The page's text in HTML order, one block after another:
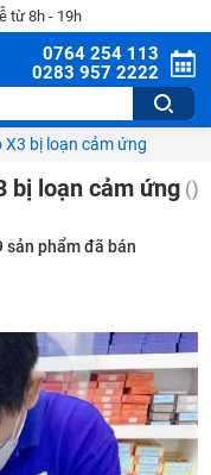
từ 8h - 19h
0764 254 113
0283 957 2222
bị loạn cảm ứng
bị loạn cảm ứng ()
sản phẩm đã bán